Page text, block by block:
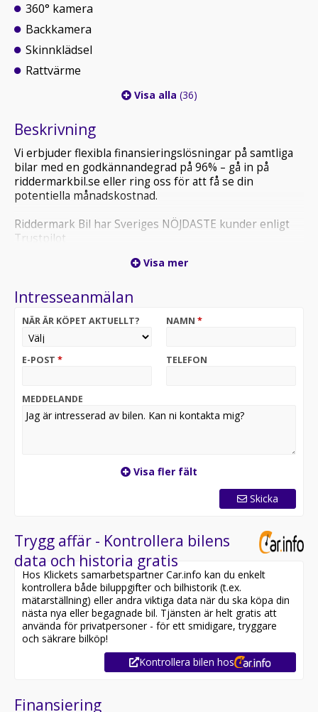
360° kamera
Backkamera
Skinnklädsel
Rattvärme
Visa alla (36)
Beskrivning
Vi erbjuder flexibla finansieringslösningar på samtliga
bilar med en godkännandegrad på 96% – gå in på
riddermarkbil.se eller ring oss för att få se din
potentiella månadskostnad.
Riddermark Bil har Sveriges NÖJDASTE kunder enligt
Trustpilot
hemleverans i hela Sverige!*
Varmt välkommen till Riddermark Bil Uppsala!
Mitsubishi Eclipse Cross är en modern fyrhjulsdriven
SUV med sportig design och hög komfort. Den erbjuder
gör den perfekt för både vardag, familjeliv och äventyr
Kontakta oss för mer information:
- Taklucka
- Fosgate ljudsystem
- Adaptiv farthållare
Övrig information om bilen:
Vid blandad körning är förbrukning endast 0.77l/mil
Besiktigad till och med 2026-12-31
Möjlighet till 12-60 månaders garanti
Besök
Visa mer
Intresseanmälan
NÄR ÄR KÖPET AKTUELLT? NAMN *
E-POST * TELEFON
MEDDELANDE
Visa fler fält
Skicka
Trygg affär - Kontrollera bilens
data och historia gratis
Hos Klickets samarbetspartner Car.info kan du enkelt
kontrollera både biluppgifter och bilhistorik (t.ex.
mätarställning) eller andra viktiga data när du ska köpa din
nästa nya eller begagnade bil. Tjänsten är helt gratis att
använda för privatpersoner - för ett smidigare, tryggare
och säkrare bilköp!
Kontrollera bilen hos
Finansiering